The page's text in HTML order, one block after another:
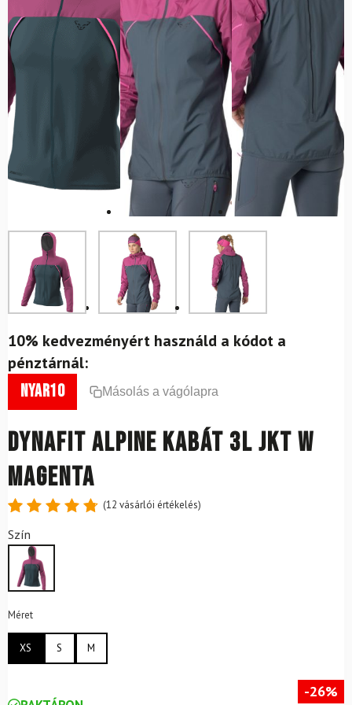
10% kedvezményért használd a kódot a
pénztárnál:
nyar10 Másolás a vágólapra
DYNAFIT Alpine kabát 3L JKT W
Magenta
4.83
5-ből,
értékelés
alapján
(12 vásárlói értékelés)
Szín
Méret
XS S M
-26%